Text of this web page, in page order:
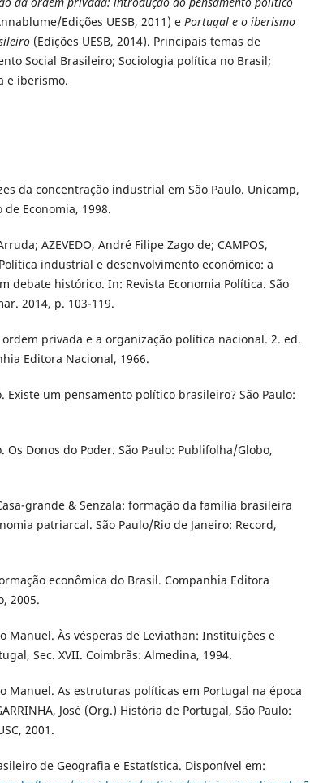
Edições UESB, 2011) e Portugal e o iberismo
(Edições UESB, 2014). Principais temas de
Social Brasileiro; Sociologia política no Brasil;
e iberismo.
da concentração industrial em São Paulo. Unicamp,
Economia, 1998.
AZEVEDO, André Filipe Zago de; CAMPOS,
industrial e desenvolvimento econômico: a
debate histórico. In: Revista Economia Política. São
2014, p. 103-119.
ordem privada e a organização política nacional. 2. ed.
Editora Nacional, 1966.
Existe um pensamento político brasileiro? São Paulo:
Os Donos do Poder. São Paulo: Publifolha/Globo,
grande & Senzala: formação da família brasileira
patriarcal. São Paulo/Rio de Janeiro: Record,
econômica do Brasil. Companhia Editora
2005.
Manuel. Às vésperas de Leviathan: Instituições e
Sec. XVII. Coimbrãs: Almedina, 1994.
Manuel. As estruturas políticas em Portugal na época
José (Org.) História de Portugal, São Paulo:
2001.
de Geografia e Estatística. Disponível em: